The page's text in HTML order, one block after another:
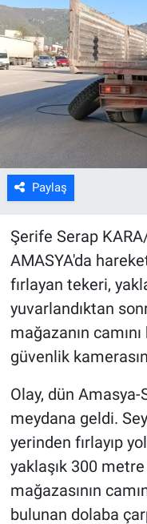
Paylaş
Şerife Serap
AMASYA'da
fırlayan tekeri,
yuvarlandıktan
mağazanın
güvenlik
Olay, dün
meydana geldi.
yerinden fırlayıp
yaklaşık 300
mağazasının
bulunan dolaba
Yaşam
Kültür Sanat
Bilim ve
Genel